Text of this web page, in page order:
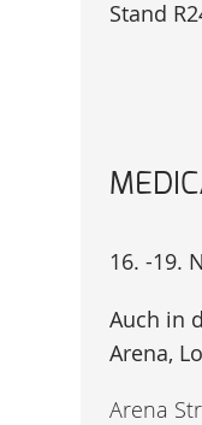
Stand
16. -19.
Auch in
Arena,
Arena